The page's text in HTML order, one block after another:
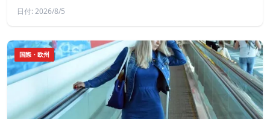
日付: 2026/8/5
国際・欧州